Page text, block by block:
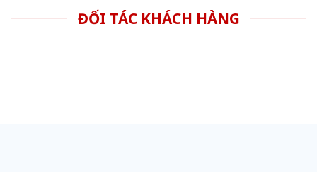
ĐỐI TÁC KHÁCH HÀNG